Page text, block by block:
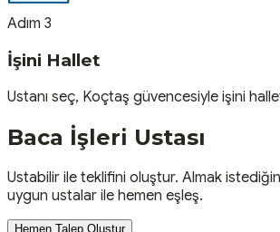
Adım 3
İşini Hallet
Ustanı seç, Koçtaş güvencesiyle işini
Baca İşleri Ustası
Ustabilir ile teklifini oluştur. Almak
uygun ustalar ile hemen eşleş.
Hemen Talep Oluştur